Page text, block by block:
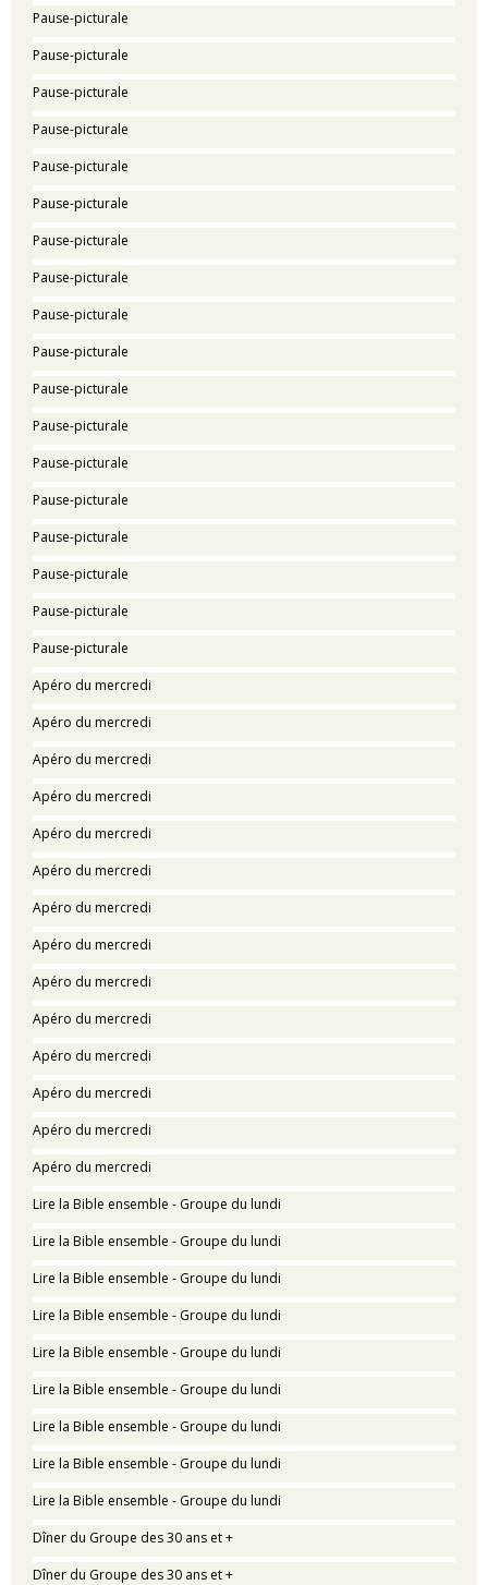
Pause-picturale
Pause-picturale
Pause-picturale
Pause-picturale
Pause-picturale
Pause-picturale
Pause-picturale
Pause-picturale
Pause-picturale
Pause-picturale
Pause-picturale
Pause-picturale
Pause-picturale
Pause-picturale
Pause-picturale
Pause-picturale
Pause-picturale
Pause-picturale
Apéro du mercredi
Apéro du mercredi
Apéro du mercredi
Apéro du mercredi
Apéro du mercredi
Apéro du mercredi
Apéro du mercredi
Apéro du mercredi
Apéro du mercredi
Apéro du mercredi
Apéro du mercredi
Apéro du mercredi
Apéro du mercredi
Apéro du mercredi
Lire la Bible ensemble - Groupe du lundi
Lire la Bible ensemble - Groupe du lundi
Lire la Bible ensemble - Groupe du lundi
Lire la Bible ensemble - Groupe du lundi
Lire la Bible ensemble - Groupe du lundi
Lire la Bible ensemble - Groupe du lundi
Lire la Bible ensemble - Groupe du lundi
Lire la Bible ensemble - Groupe du lundi
Lire la Bible ensemble - Groupe du lundi
Dîner du Groupe des 30 ans et +
Dîner du Groupe des 30 ans et +